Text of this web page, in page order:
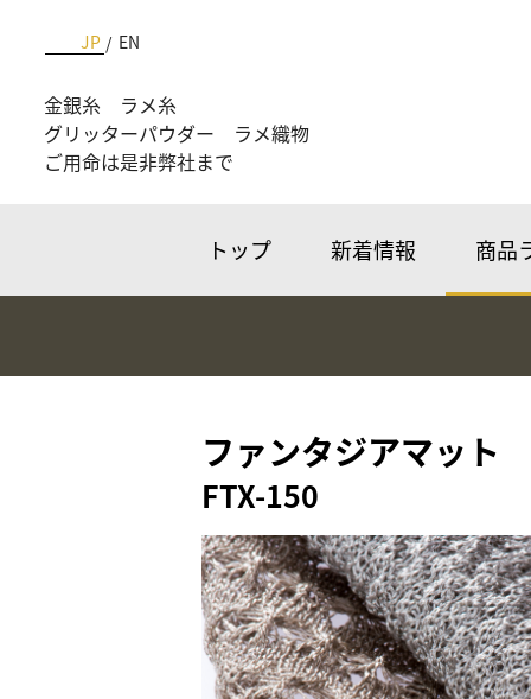
JP EN
金銀糸 ラメ糸
グリッターパウダー ラメ織物
ご用命は是非弊社まで
トップ 新着情報 商品
ファンタジアマット
FTX-150